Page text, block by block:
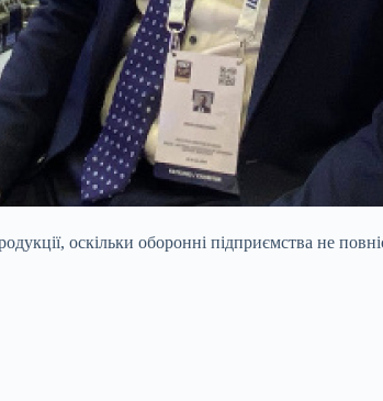
оскільки оборонні підприємства не